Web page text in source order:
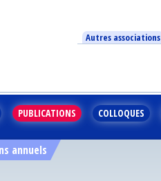
Autres associations
PUBLICATIONS COLLOQUES
annuels